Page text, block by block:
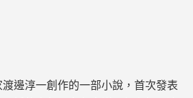
渡邊淳一創作的一部小說，首次發表